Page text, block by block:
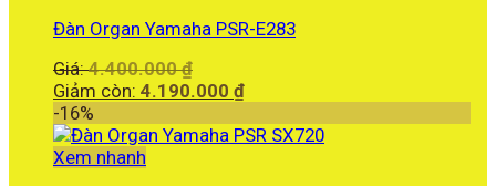
Đàn Organ Yamaha PSR-E283
Giá:4.400.000₫
gốc
4.400.000 ₫.
Giảm còn: 4.190.000 ₫Giá
tại
-16%
Xem nhanh